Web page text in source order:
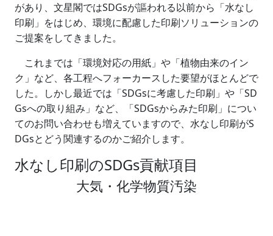
があり、文星閣ではSDGsが謳われる以前から「水なし
印刷」をはじめ、環境に配慮した印刷ソリューションの
ご提案をしてきました。
これまでは「環境対応の用紙」や「植物由来のイン
ク」など、各工程へフォーカースした要望がほとんどで
した。しかし最近では「SDGsに考慮した印刷」や「SD
Gsへの取り組み」など、「SDGsからみた印刷」につい
てのお問い合わせも増えていますので、水なし印刷がS
DGsとどう関連するのかご紹介します。
水なし印刷のSDGs貢献項目
大気・化学物質汚染